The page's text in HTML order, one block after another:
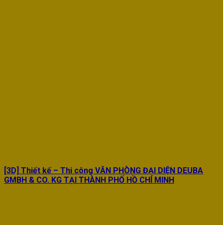
[3D] Thiết kế – Thi công VĂN PHÒNG ĐẠI DIỆN DEUBA
GMBH & CO. KG TẠI THÀNH PHỐ HỒ CHÍ MINH